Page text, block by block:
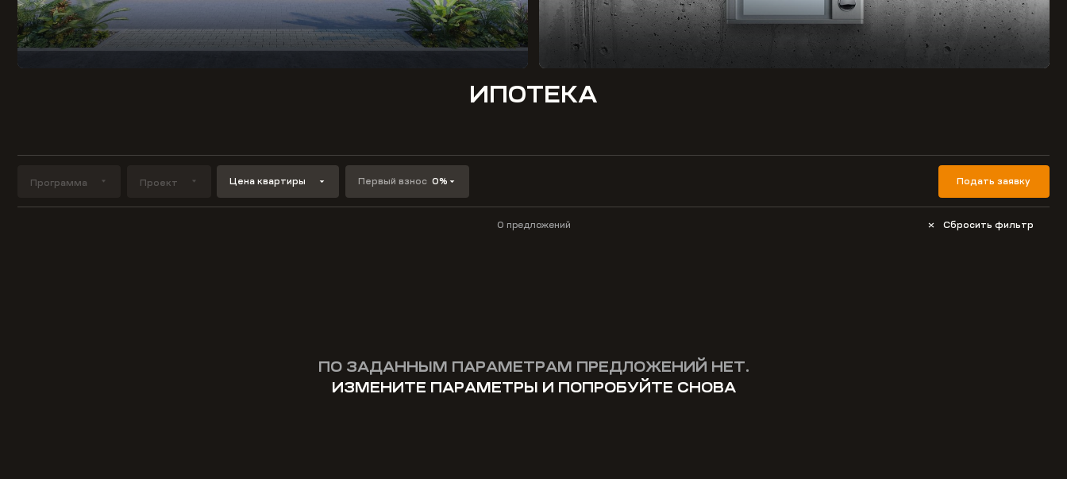
ИПОТЕКА
Программа Проект Цена квартиры Первый взнос 0% Подать заявку
0 предложений Сбросить фильтр
ПО ЗАДАННЫМ ПАРАМЕТРАМ ПРЕДЛОЖЕНИЙ НЕТ.
ИЗМЕНИТЕ ПАРАМЕТРЫ И ПОПРОБУЙТЕ СНОВА